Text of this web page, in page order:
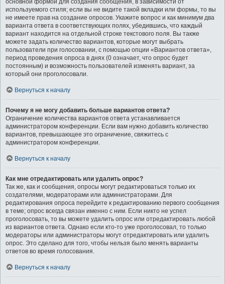
основной формой для создания сообщения, в зависимости от
используемого стиля; если вы не видите такой вкладки или формы, то вы
не имеете прав на создание опросов. Укажите вопрос и как минимум два
варианта ответа в соответствующих полях, убедившись, что каждый
вариант находится на отдельной строке текстового поля. Вы также
можете задать количество вариантов, которые могут выбрать
пользователи при голосовании, с помощью опции «Вариантов ответа»,
период проведения опроса в днях (0 означает, что опрос будет
постоянным) и возможность пользователей изменять вариант, за
который они проголосовали.
Вернуться к началу
Почему я не могу добавить больше вариантов ответа?
Ограничение количества вариантов ответа устанавливается
администратором конференции. Если вам нужно добавить количество
вариантов, превышающее это ограничение, свяжитесь с
администратором конференции.
Вернуться к началу
Как мне отредактировать или удалить опрос?
Так же, как и сообщения, опросы могут редактироваться только их
создателями, модераторами или администраторами. Для
редактирования опроса перейдите к редактированию первого сообщения
в теме; опрос всегда связан именно с ним. Если никто не успел
проголосовать, то вы можете удалить опрос или отредактировать любой
из вариантов ответа. Однако если кто-то уже проголосовал, то только
модераторы или администраторы могут отредактировать или удалить
опрос. Это сделано для того, чтобы нельзя было менять варианты
ответов во время голосования.
Вернуться к началу